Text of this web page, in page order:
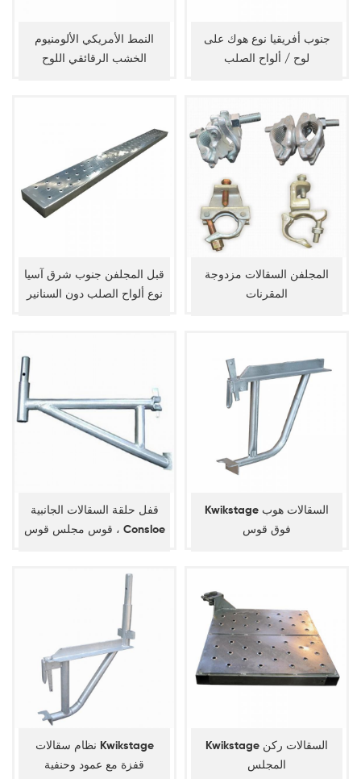
النمط الأمريكي الألومنيوم
الخشب الرقائقي اللوح
جنوب أفريقيا نوع هوك على
لوح / ألواح الصلب
قبل المجلفن جنوب شرق آسيا
نوع ألواح الصلب دون السنانير
المجلفن السقالات مزدوجة
المقرنات
قفل حلقة السقالات الجانبية
قوس مجلس قوس ، Consloe
Kwikstage السقالات هوب
فوق قوس
نظام سقالات Kwikstage
قفزة مع عمود وحنفية
Kwikstage السقالات ركن
المجلس